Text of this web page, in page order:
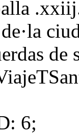
de
6;